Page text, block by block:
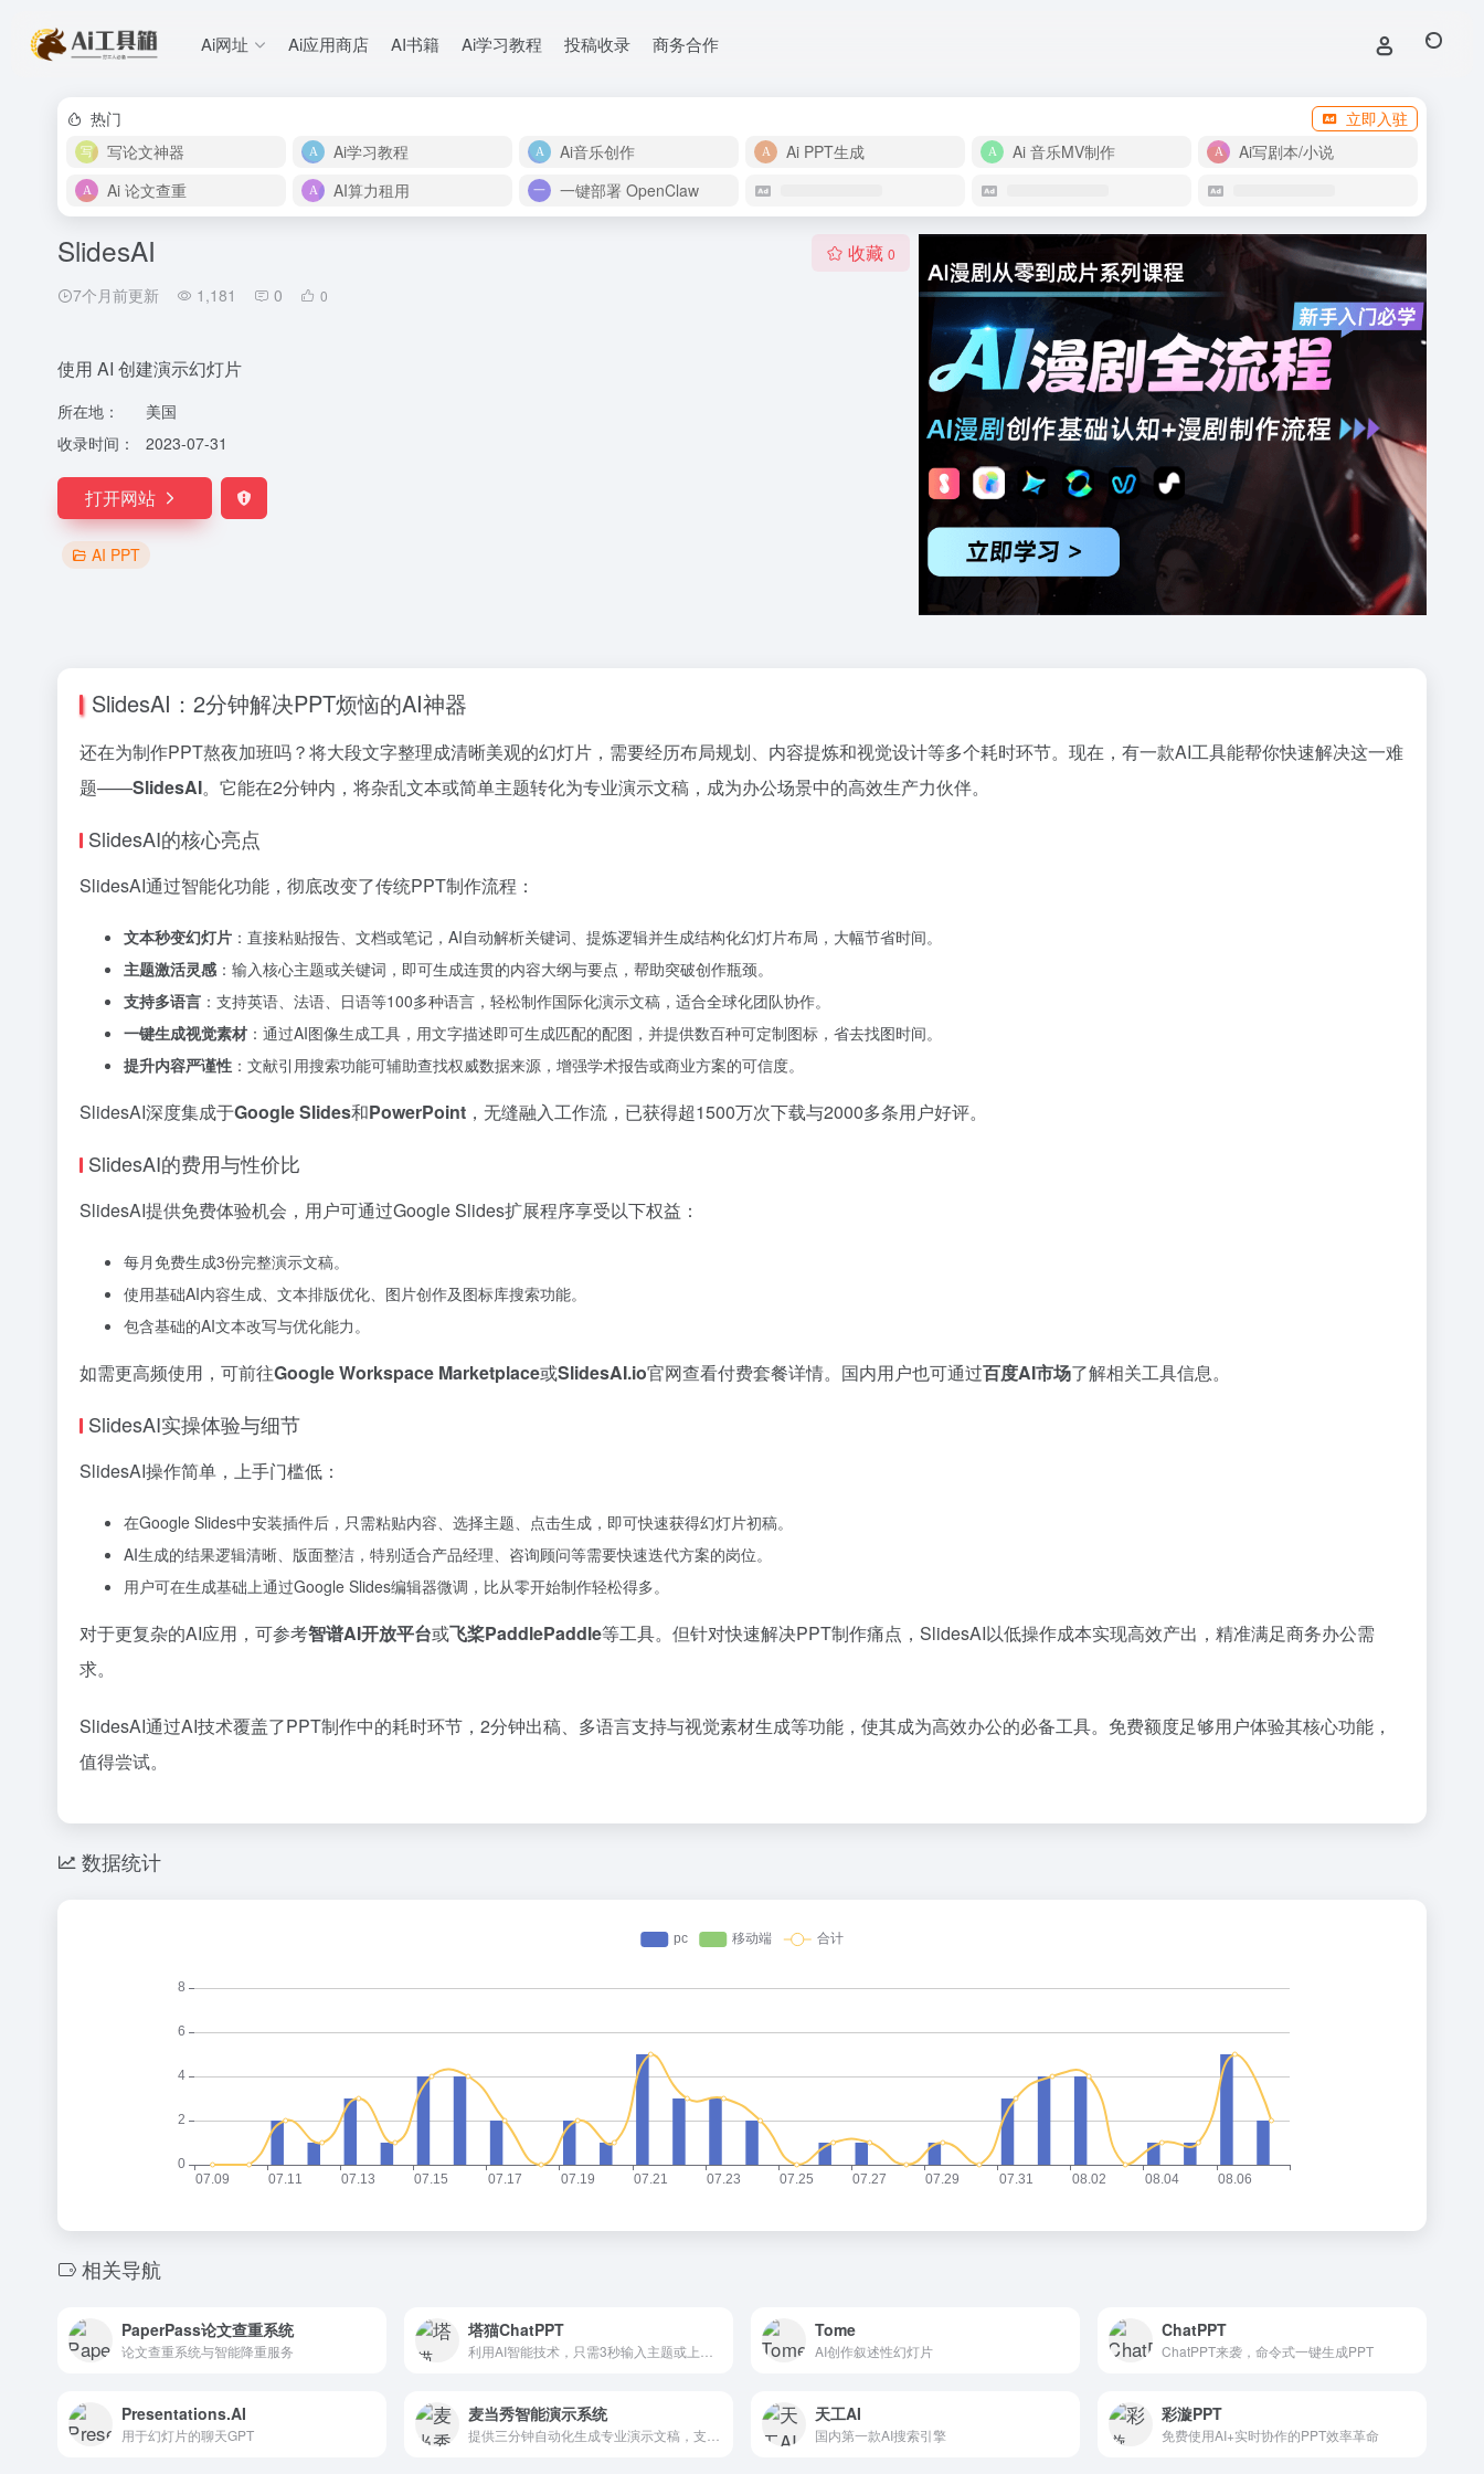
Ai网址 Ai应用商店 AI书籍 Ai学习教程 投稿收录 商务合作
热门
立即入驻
写论文神器
Ai学习教程 Ai音乐创作 Ai PPT生成 Ai 音乐MV制作
Ai写剧本/小说
Ai 论文查重
AI算力租用 一键部署 OpenClaw
SlidesAI
7个月前更新 1,181 0 0
收藏 0
使用 AI 创建演示幻灯片
所在地：
美国
收录时间：
2023-07-31
打开网站
AI PPT
SlidesAI：2分钟解决PPT烦恼的AI神器
还在为制作PPT熬夜加班吗？将大段文字整理成清晰美观的幻灯片，需要经历布局规划、内容提炼和视觉设计等多个耗时环节。现在，有一款AI工具能帮你快速解决这一难
题——SlidesAI。它能在2分钟内，将杂乱文本或简单主题转化为专业演示文稿，成为办公场景中的高效生产力伙伴。
SlidesAI的核心亮点
SlidesAI通过智能化功能，彻底改变了传统PPT制作流程：
文本秒变幻灯片 ：直接粘贴报告、文档或笔记，AI自动解析关键词、提炼逻辑并生成结构化幻灯片布局，大幅节省时间。
主题激活灵感 ：输入核心主题或关键词，即可生成连贯的内容大纲与要点，帮助突破创作瓶颈。
支持多语言 ：支持英语、法语、日语等100多种语言，轻松制作国际化演示文稿，适合全球化团队协作。
一键生成视觉素材 ：通过AI图像生成工具，用文字描述即可生成匹配的配图，并提供数百种可定制图标，省去找图时间。
提升内容严谨性 ：文献引用搜索功能可辅助查找权威数据来源，增强学术报告或商业方案的可信度。
SlidesAI深度集成于Google Slides和PowerPoint ，无缝融入工作流，已获得超1500万次下载与2000多条用户好评。
SlidesAI的费用与性价比
SlidesAI提供免费体验机会，用户可通过Google Slides扩展程序享受以下权益：
每月免费生成3份完整演示文稿。
使用基础AI内容生成、文本排版优化、图片创作及图标库搜索功能。
包含基础的AI文本改写与优化能力。
如需更高频使用，可前往Google Workspace Marketplace或SlidesAI.io官网查看付费套餐详情。国内用户也可通过百度AI市场了解相关工具信息。
SlidesAI实操体验与细节
SlidesAI操作简单，上手门槛低：
在Google Slides中安装插件后，只需粘贴内容、选择主题、点击生成，即可快速获得幻灯片初稿。
AI生成的结果逻辑清晰、版面整洁，特别适合产品经理、咨询顾问等需要快速迭代方案的岗位。
用户可在生成基础上通过Google Slides编辑器微调，比从零开始制作轻松得多。
对于更复杂的AI应用，可参考智谱AI开放平台或飞桨PaddlePaddle等工具。但针对快速解决PPT制作痛点，SlidesAI以低操作成本实现高效产出，精准满足商务办公需
求。
SlidesAI通过AI技术覆盖了PPT制作中的耗时环节，2分钟出稿、多语言支持与视觉素材生成等功能，使其成为高效办公的必备工具。免费额度足够用户体验其核心功能，
值得尝试。
数据统计
相关导航
PaperPass论文查重系统
论文查重系统与智能降重服务
塔猫ChatPPT Tome
AI创作叙述性幻灯片
ChatPPT
ChatPPT来袭，命令式一键生成PPT
Presentations.AI
用于幻灯片的聊天GPT
麦当秀智能演示系统 天工AI
国内第一款AI搜索引擎
彩漩PPT
免费使用AI+实时协作的PPT效率革命